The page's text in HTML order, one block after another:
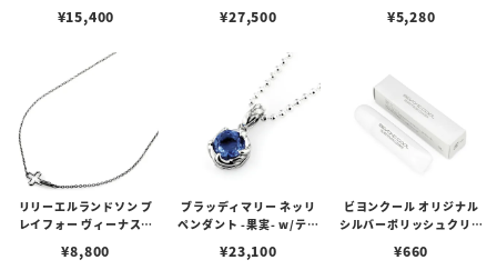
ブスタークラスプ＆LTロ
¥15,400 ¥27,500 ¥5,280
リリーエルランドソン プ
レイフォー ヴィーナスチ
¥8,800
ブラッディマリー ネッリ
ペンダント -果実- w/ティ
¥23,100
ビヨンクール オリジナル
シルバーポリッシュクリー
ュ）
¥660